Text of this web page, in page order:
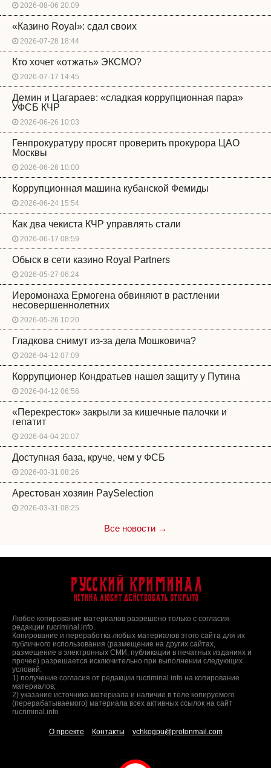
2026-08-06 20:09
«Казино Royal»: сдал своих
2026-07-28 18:44
Кто хочет «отжать» ЭКСМО?
2026-07-17 14:45
Демин и Цагараев: «сладкая коррупционная пара»
УФСБ КЧР
2026-06-26 10:03
Генпрокуратуру просят проверить прокурора ЦАО
Москвы
2026-06-26 10:00
Коррупционная машина кубанской Фемиды
2026-06-24 15:54
Как два чекиста КЧР управлять стали
2026-06-17 08:59
Обыск в сети казино Royal Partners
2026-05-27 06:24
Иеромонаха Ермогена обвиняют в растлении
несовершеннолетних
2026-05-26 10:20
Гладкова снимут из-за дела Мошковича?
2026-04-12 07:09
Коррупционер Кондратьев нашел защиту у Путина
2026-04-12 06:56
«Перекресток» закрыли за кишечные палочки и
гепатит
2026-04-04 20:07
Доступная база, круче, чем у ФСБ
2026-03-31 08:26
Арестован хозяин PaySelection
2026-03-31 08:25
Все новости →
Русский Криминал
Истина любит действовать открыто
Любое копирование материалов разрешено только с согласия
редакции rucriminal.info.
Копирование и переработка любых материалов этого сайта для их
публичного использования (размещение на других сайтах,
размещение в электронных СМИ, публикации в печатных изданиях и
прочее) разрешается исключительно при выполнении следующих
условий:
1) получение согласия от редакции rucriminal.info на копирование
материалов;
2) указание источника материала и наличие в теле копируемого
(перерабатываемого) материала всех активных ссылок на сайт
rucriminal.info
О проекте Контакты vchkogpu@protonmail.com